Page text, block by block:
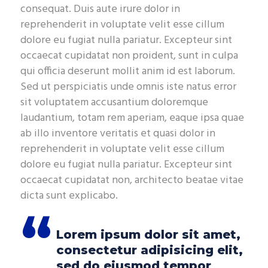
consequat. Duis aute irure dolor in
reprehenderit in voluptate velit esse cillum
dolore eu fugiat nulla pariatur. Excepteur sint
occaecat cupidatat non proident, sunt in culpa
qui officia deserunt mollit anim id est laborum.
Sed ut perspiciatis unde omnis iste natus error
sit voluptatem accusantium doloremque
laudantium, totam rem aperiam, eaque ipsa quae
ab illo inventore veritatis et quasi dolor in
reprehenderit in voluptate velit esse cillum
dolore eu fugiat nulla pariatur. Excepteur sint
occaecat cupidatat non, architecto beatae vitae
dicta sunt explicabo.
Lorem ipsum dolor sit amet,
consectetur adipisicing elit,